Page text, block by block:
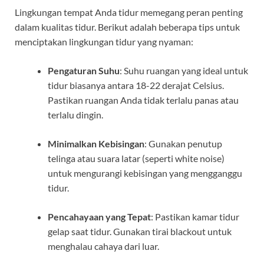
Lingkungan tempat Anda tidur memegang peran penting
dalam kualitas tidur. Berikut adalah beberapa tips untuk
menciptakan lingkungan tidur yang nyaman:
Pengaturan Suhu: Suhu ruangan yang ideal untuk
tidur biasanya antara 18-22 derajat Celsius.
Pastikan ruangan Anda tidak terlalu panas atau
terlalu dingin.
Minimalkan Kebisingan: Gunakan penutup
telinga atau suara latar (seperti white noise)
untuk mengurangi kebisingan yang mengganggu
tidur.
Pencahayaan yang Tepat: Pastikan kamar tidur
gelap saat tidur. Gunakan tirai blackout untuk
menghalau cahaya dari luar.